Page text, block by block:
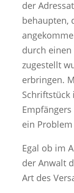
der
behaupten,
durch einen
zugestellt
erbringen.
Schriftstück
ein
Egal ob im
der Anwalt
Art des